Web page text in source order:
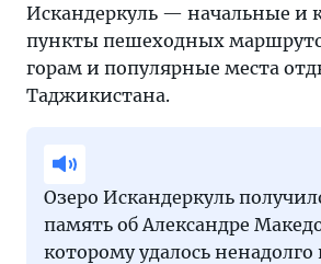
Искандеркуль — начальные и
пункты пешеходных
горам и популярные места
Таджикистана.
Озеро Искандеркуль
память об Александре
которому удалось ненадолго